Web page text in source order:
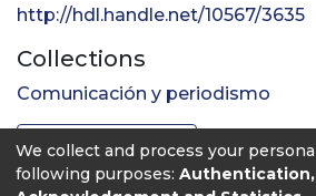
http://hdl.handle.net/10567/3635
Collections
Comunicación y periodismo
Full item page
We collect and process your
following purposes: